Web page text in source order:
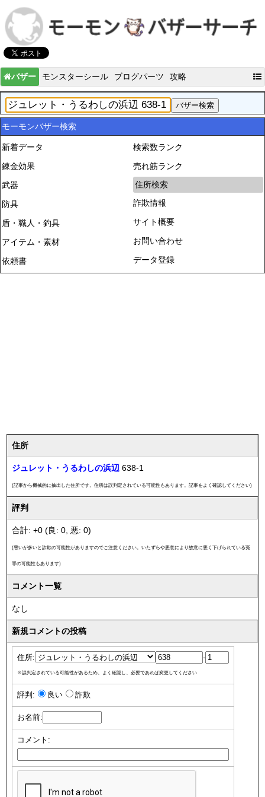
バザー モンスターシール ブログパーツ 攻略
モーモンバザー検索
新着データ
錬金効果
武器
防具
盾・職人・釣具
アイテム・素材
依頼書
検索数ランク
売れ筋ランク
住所検索
詐欺情報
サイト概要
お問い合わせ
データ登録
住所
ジュレット・うるわしの浜辺 638-1
(記事から機械的に抽出した住所です。住所は誤判定されている可能性もあります。記事をよく確認してください)
評判
合計: +0 (良: 0, 悪: 0)
(悪いが多いと詐欺の可能性がありますのでご注意ください。いたずらや悪意により故意に悪く下げられている冤
罪の可能性もあります)
コメント一覧
なし
新規コメントの投稿
住所: -
※誤判定されている可能性があるため、よく確認し、必要であれば変更してください
評判: 良い 詐欺
お名前:
コメント: